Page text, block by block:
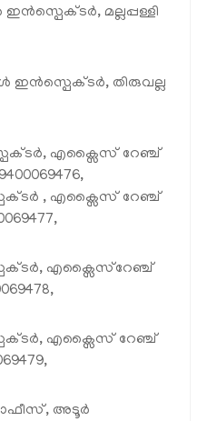
മല്ലപ്പള്ളി
ഇന്‍സ്പെക്ടര്‍, തിരുവല്ല
എക്സൈസ് റേഞ്ച്
, എക്സൈസ് റേഞ്ച്
എക്സൈസ്റേഞ്ച്
എക്സൈസ് റേഞ്ച്
അടൂര്‍